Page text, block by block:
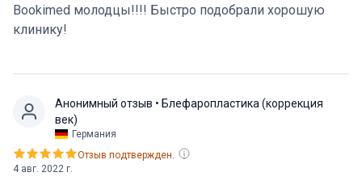
прошла успешно! Огромная благодарность доктору
Хенригу Давиду🙏👐, персоналу клиники (чудесные
Bookimed молодцы!!!! Быстро подобрали хорошую
клинику!
Анонимный отзыв • Блефаропластика (коррекция
век)
Германия
4 авг. 2022 г.
Отзыв подтвержден.